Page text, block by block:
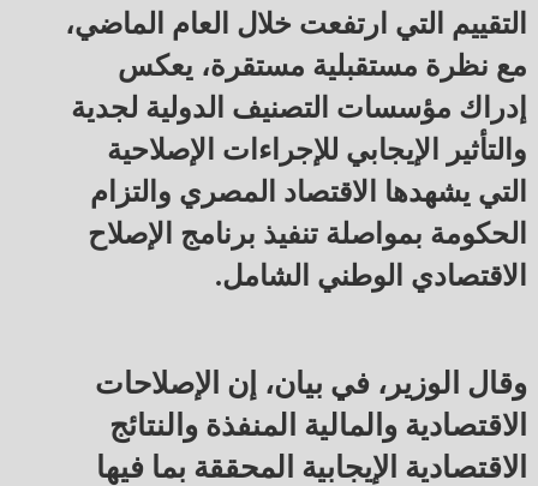
التقييم التي ارتفعت خلال العام الماضي،
مع نظرة مستقبلية مستقرة، يعكس
إدراك مؤسسات التصنيف الدولية لجدية
والتأثير الإيجابي للإجراءات الإصلاحية
التي يشهدها الاقتصاد المصري والتزام
الحكومة بمواصلة تنفيذ برنامج الإصلاح
الاقتصادي الوطني الشامل.
وقال الوزير، في بيان، إن الإصلاحات
الاقتصادية والمالية المنفذة والنتائج
الاقتصادية الإيجابية المحققة بما فيها